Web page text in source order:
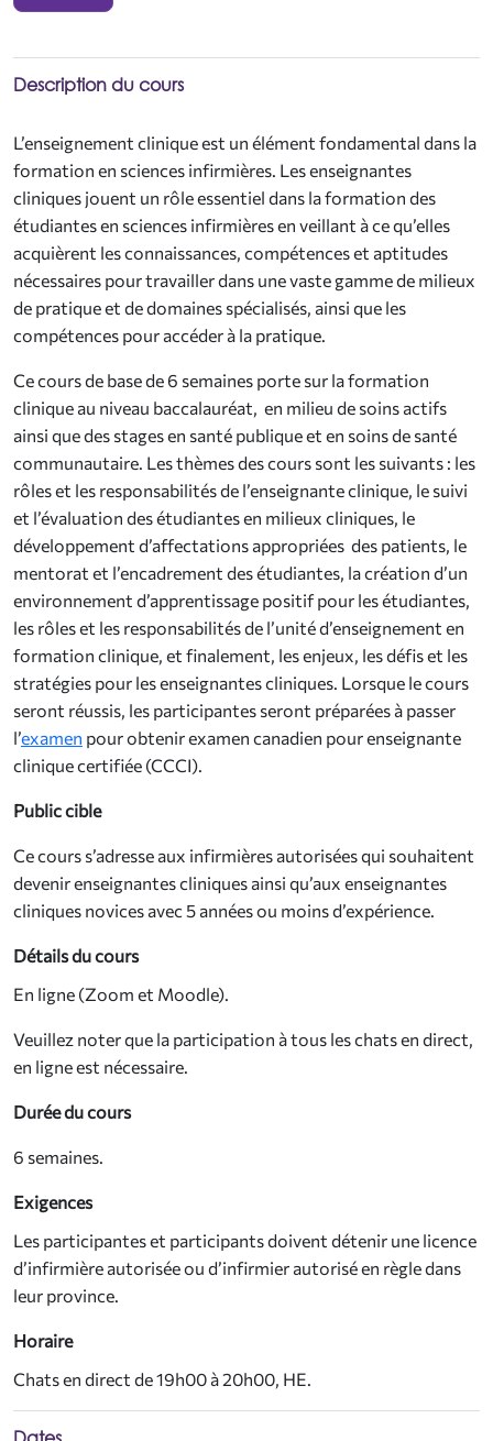
Description du cours
L’enseignement clinique est un élément fondamental dans la
formation en sciences infirmières. Les enseignantes
cliniques jouent un rôle essentiel dans la formation des
étudiantes en sciences infirmières en veillant à ce qu’elles
acquièrent les connaissances, compétences et aptitudes
nécessaires pour travailler dans une vaste gamme de milieux
de pratique et de domaines spécialisés, ainsi que les
compétences pour accéder à la pratique.
Ce cours de base de 6 semaines porte sur la formation
clinique au niveau baccalauréat, en milieu de soins actifs
ainsi que des stages en santé publique et en soins de santé
communautaire. Les thèmes des cours sont les suivants : les
rôles et les responsabilités de l’enseignante clinique, le suivi
et l’évaluation des étudiantes en milieux cliniques, le
développement d’affectations appropriées des patients, le
mentorat et l’encadrement des étudiantes, la création d’un
environnement d’apprentissage positif pour les étudiantes,
les rôles et les responsabilités de l’unité d’enseignement en
formation clinique, et finalement, les enjeux, les défis et les
stratégies pour les enseignantes cliniques. Lorsque le cours
seront réussis, les participantes seront préparées à passer
l’examen pour obtenir examen canadien pour enseignante
clinique certifiée (CCCI).
Public cible
Ce cours s’adresse aux infirmières autorisées qui souhaitent
devenir enseignantes cliniques ainsi qu’aux enseignantes
cliniques novices avec 5 années ou moins d’expérience.
Détails du cours
En ligne (Zoom et Moodle).
Veuillez noter que la participation à tous les chats en direct,
en ligne est nécessaire.
Durée du cours
6 semaines.
Exigences
Les participantes et participants doivent détenir une licence
d’infirmière autorisée ou d’infirmier autorisé en règle dans
leur province.
Horaire
Chats en direct de 19h00 à 20h00, HE.